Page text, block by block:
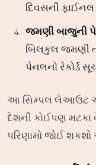
દિવસની ફાઈનલ
જમણી બાજુની
બિલકુલ જમણી
પેનલનો રેકોર્ડ
આ સિમ્પલ લેઆઉટ
દેશની કોઈપણ
પરિણામો જોઈ